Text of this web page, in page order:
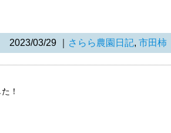
2023/03/29 さらら農園日記, 市田柿
！